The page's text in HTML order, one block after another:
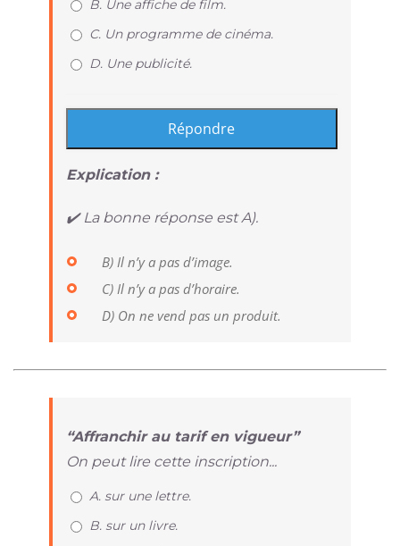
B. Une affiche de film.
C. Un programme de cinéma.
D. Une publicité.
Explication :
✔️ La bonne réponse est A).
B) Il n’y a pas d’image.
C) Il n’y a pas d’horaire.
D) On ne vend pas un produit.
“Affranchir au tarif en vigueur”
On peut lire cette inscription...
A. sur une lettre.
B. sur un livre.